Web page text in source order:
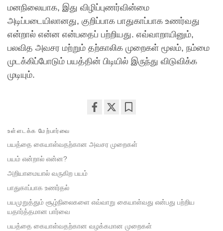
மனநிலையாக, இது விழிப்புணர்வின்மை
அடிப்படையிலானது, குறிப்பாக பாதுகாப்பாக உணர்வது
என்றால் என்ன என்பதைப் பற்றியது. எவ்வாறாயினும்,
பலவித அவசர மற்றும் தற்காலிக முறைகள் மூலம், நம்மை
முடக்கிப்போடும் பயத்தின் பிடியில் இருந்து விடுவிக்க
முடியும்.
facebook
உள்ளடக்க மேற்பார்வை
பயத்தை கையாள்வதற்கான அவசர முறைகள்
பயம் என்றால் என்ன?
அறியாமையால் வருகிற பயம்
பாதுகாப்பாக உணர்தல்
பயமுறுத்தும் சூழ்நிலைகளை எவ்வாறு கையாள்வது என்பது பற்றிய
யதார்த்தமான பார்வை
பயத்தை கையாள்வதற்கான வழக்கமான முறைகள்